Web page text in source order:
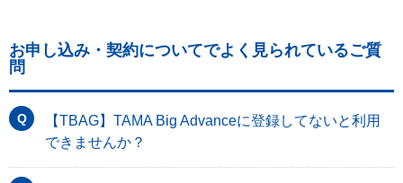
お申し込み・契約についてでよく見られているご質
問
【TBAG】TAMA Big Advanceに登録してないと利用
できませんか？